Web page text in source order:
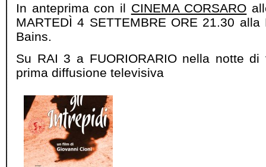
In anteprima con il CINEMA CORSARO
MARTEDÌ 4 SETTEMBRE ORE 21.30 alla
Bains.
Su RAI 3 a FUORIORARIO nella notte
prima diffusione televisiva